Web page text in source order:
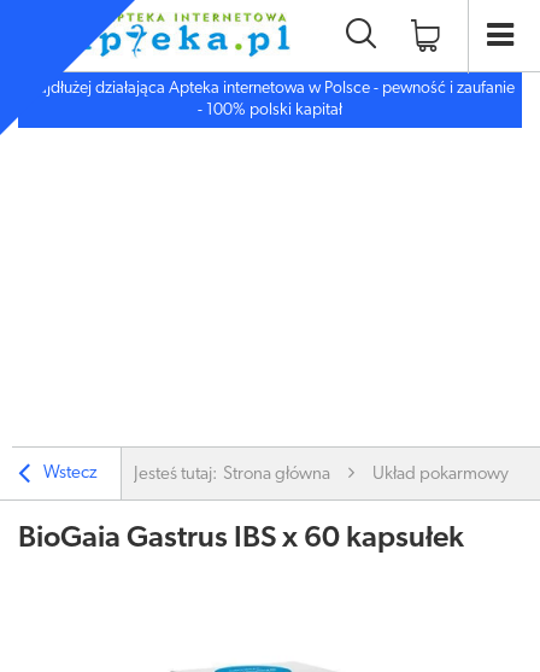
Najdłużej działająca Apteka internetowa w Polsce - pewność i zaufanie
- 100% polski kapitał
Wstecz Jesteś tutaj: Strona główna Układ pokarmowy
BioGaia Gastrus IBS x 60 kapsułek